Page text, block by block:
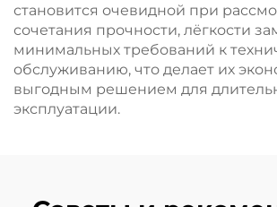
становится очевидной при
сочетания прочности, лёгкости
минимальных требований к
обслуживанию, что делает их
выгодным решением для
эксплуатации.